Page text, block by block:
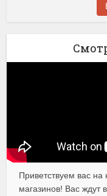
Приветствуем вас
магазинов! Вас ждут